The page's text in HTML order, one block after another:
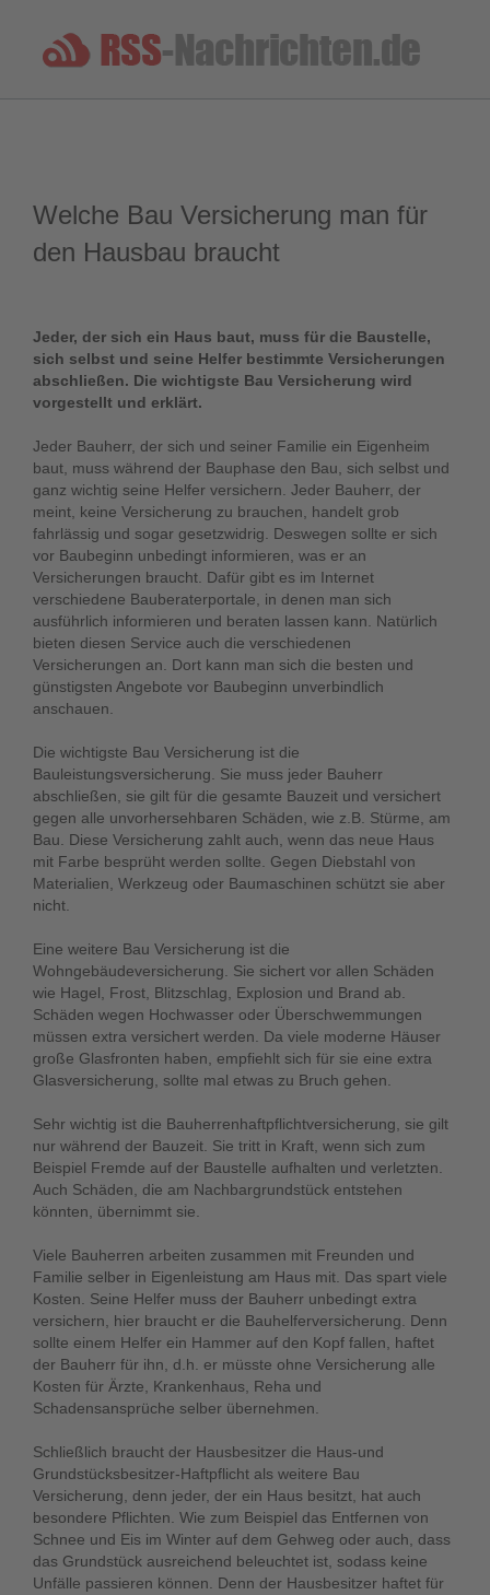
Welche Bau Versicherung man für
den Hausbau braucht
Jeder, der sich ein Haus baut, muss für die Baustelle,
sich selbst und seine Helfer bestimmte Versicherungen
abschließen. Die wichtigste Bau Versicherung wird
vorgestellt und erklärt.
Jeder Bauherr, der sich und seiner Familie ein Eigenheim
baut, muss während der Bauphase den Bau, sich selbst und
ganz wichtig seine Helfer versichern. Jeder Bauherr, der
meint, keine Versicherung zu brauchen, handelt grob
fahrlässig und sogar gesetzwidrig. Deswegen sollte er sich
vor Baubeginn unbedingt informieren, was er an
Versicherungen braucht. Dafür gibt es im Internet
verschiedene Bauberaterportale, in denen man sich
ausführlich informieren und beraten lassen kann. Natürlich
bieten diesen Service auch die verschiedenen
Versicherungen an. Dort kann man sich die besten und
günstigsten Angebote vor Baubeginn unverbindlich
anschauen.
Die wichtigste Bau Versicherung ist die
Bauleistungsversicherung. Sie muss jeder Bauherr
abschließen, sie gilt für die gesamte Bauzeit und versichert
gegen alle unvorhersehbaren Schäden, wie z.B. Stürme, am
Bau. Diese Versicherung zahlt auch, wenn das neue Haus
mit Farbe besprüht werden sollte. Gegen Diebstahl von
Materialien, Werkzeug oder Baumaschinen schützt sie aber
nicht.
Eine weitere Bau Versicherung ist die
Wohngebäudeversicherung. Sie sichert vor allen Schäden
wie Hagel, Frost, Blitzschlag, Explosion und Brand ab.
Schäden wegen Hochwasser oder Überschwemmungen
müssen extra versichert werden. Da viele moderne Häuser
große Glasfronten haben, empfiehlt sich für sie eine extra
Glasversicherung, sollte mal etwas zu Bruch gehen.
Sehr wichtig ist die Bauherrenhaftpflichtversicherung, sie gilt
nur während der Bauzeit. Sie tritt in Kraft, wenn sich zum
Beispiel Fremde auf der Baustelle aufhalten und verletzten.
Auch Schäden, die am Nachbargrundstück entstehen
könnten, übernimmt sie.
Viele Bauherren arbeiten zusammen mit Freunden und
Familie selber in Eigenleistung am Haus mit. Das spart viele
Kosten. Seine Helfer muss der Bauherr unbedingt extra
versichern, hier braucht er die Bauhelferversicherung. Denn
sollte einem Helfer ein Hammer auf den Kopf fallen, haftet
der Bauherr für ihn, d.h. er müsste ohne Versicherung alle
Kosten für Ärzte, Krankenhaus, Reha und
Schadensansprüche selber übernehmen.
Schließlich braucht der Hausbesitzer die Haus-und
Grundstücksbesitzer-Haftpflicht als weitere Bau
Versicherung, denn jeder, der ein Haus besitzt, hat auch
besondere Pflichten. Wie zum Beispiel das Entfernen von
Schnee und Eis im Winter auf dem Gehweg oder auch, dass
das Grundstück ausreichend beleuchtet ist, sodass keine
Unfälle passieren können. Denn der Hausbesitzer haftet für